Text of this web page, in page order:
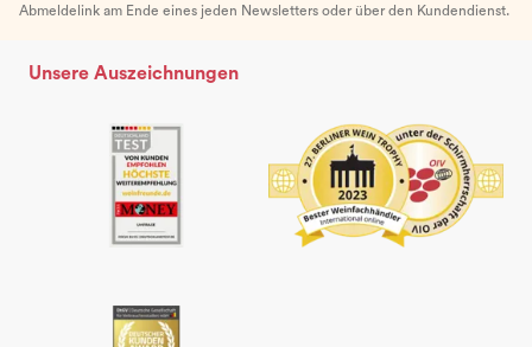
Abmeldelink am Ende eines jeden Newsletters oder über den Kundendienst.
Unsere Auszeichnungen